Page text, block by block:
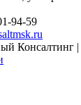
94-59
Консалтинг |